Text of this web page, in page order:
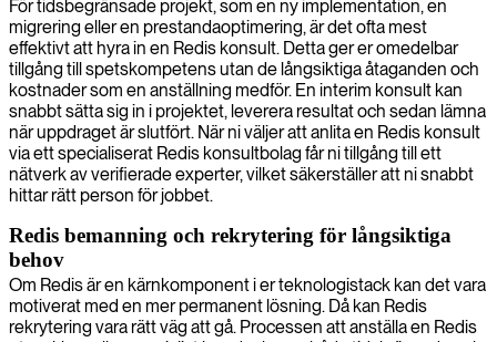
För tidsbegränsade projekt, som en ny implementation, en
migrering eller en prestandaoptimering, är det ofta mest
effektivt att hyra in en Redis konsult. Detta ger er omedelbar
tillgång till spetskompetens utan de långsiktiga åtaganden och
kostnader som en anställning medför. En interim konsult kan
snabbt sätta sig in i projektet, leverera resultat och sedan lämna
när uppdraget är slutfört. När ni väljer att anlita en Redis konsult
via ett specialiserat Redis konsultbolag får ni tillgång till ett
nätverk av verifierade experter, vilket säkerställer att ni snabbt
hittar rätt person för jobbet.
Redis bemanning och rekrytering för långsiktiga
behov
Om Redis är en kärnkomponent i er teknologistack kan det vara
motiverat med en mer permanent lösning. Då kan Redis
rekrytering vara rätt väg att gå. Processen att anställa en Redis